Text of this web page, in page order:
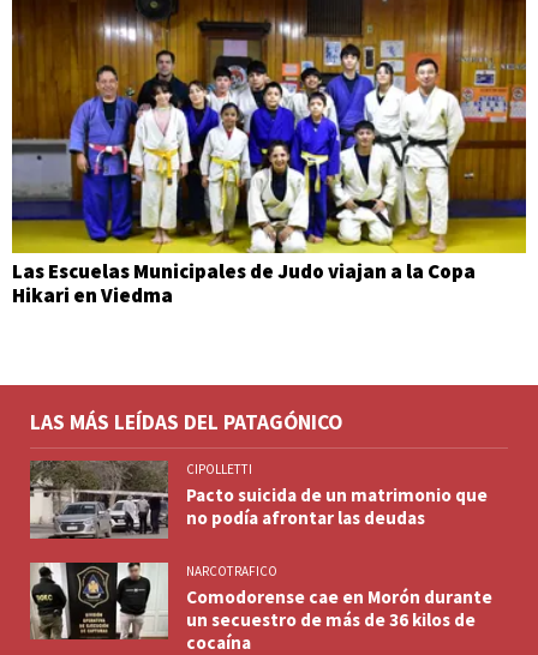
Las Escuelas Municipales de Judo viajan a la Copa
Hikari en Viedma
LAS MÁS LEÍDAS DEL PATAGÓNICO
CIPOLLETTI
Pacto suicida de un matrimonio que
no podía afrontar las deudas
NARCOTRAFICO
Comodorense cae en Morón durante
un secuestro de más de 36 kilos de
cocaína